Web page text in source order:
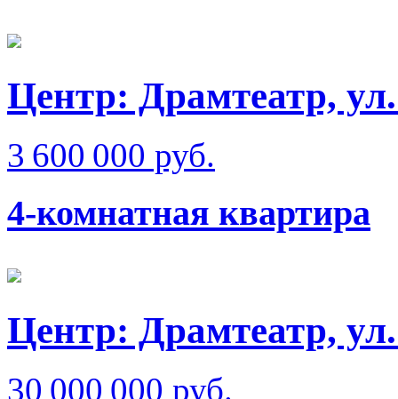
Центр: Драмтеатр,
3 600 000 руб.
4-комнатная квартира
Центр: Драмтеатр,
30 000 000 руб.